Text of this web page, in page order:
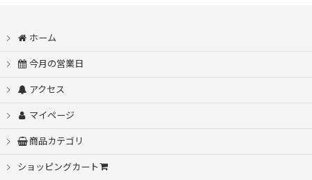
ホーム
今月の営業日
アクセス
マイページ
商品カテゴリ
ショッピングカート